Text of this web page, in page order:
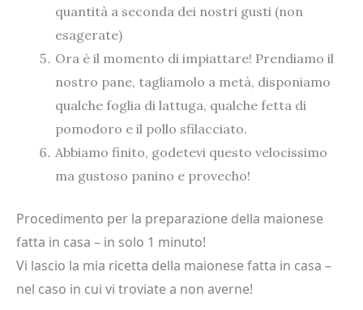
quantità a seconda dei nostri gusti (non
esagerate)
Ora è il momento di impiattare! Prendiamo il
nostro pane, tagliamolo a metà, disponiamo
qualche foglia di lattuga, qualche fetta di
pomodoro e il pollo sfilacciato.
Abbiamo finito, godetevi questo velocissimo
ma gustoso panino e provecho!
Procedimento per la preparazione della maionese
fatta in casa – in solo 1 minuto!
Vi lascio la mia ricetta della maionese fatta in casa –
nel caso in cui vi troviate a non averne!